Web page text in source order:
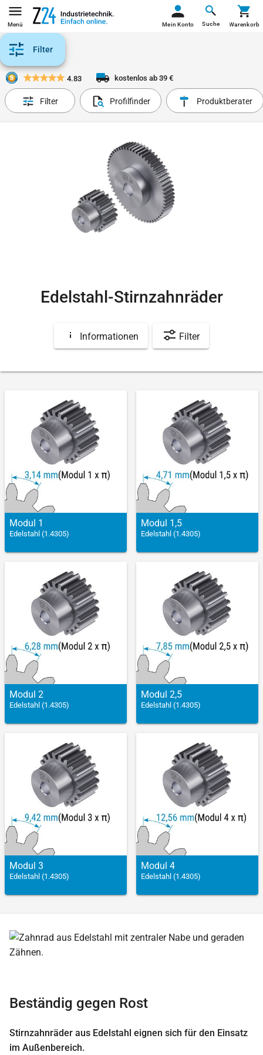
Menü Suche
Mein Konto Warenkorb
Filter
4.83 kostenlos ab 39 €
Filter Profilfinder Produktberater
Edelstahl-Stirnzahnräder
Informationen Filter
Modul 1
Edelstahl (1.4305)
Modul 1,5
Edelstahl (1.4305)
Modul 2
Edelstahl (1.4305)
Modul 2,5
Edelstahl (1.4305)
Modul 3
Edelstahl (1.4305)
Modul 4
Edelstahl (1.4305)
Beständig gegen Rost
Stirnzahnräder aus Edelstahl eignen sich für den Einsatz
im Außenbereich.